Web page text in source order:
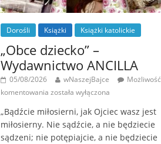
Dorośli Książki Książki katolickie
„Obce dziecko” –
Wydawnictwo ANCILLA
05/08/2026 wNaszejBajce
Możliwość
komentowania została wyłączona
„Bądźcie miłosierni, jak Ojciec wasz jest
miłosierny. Nie sądźcie, a nie będziecie
sądzeni; nie potępiajcie, a nie będziecie